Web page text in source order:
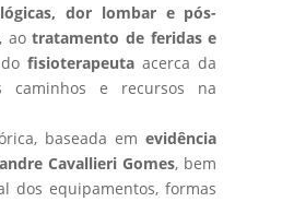
dor lombar e pós-
, aotratamento de feridas e
dofisioterapeuta acerca da
e recursos na
baseada emevidência
Cavallieri Gomes, bem
dos equipamentos, formas